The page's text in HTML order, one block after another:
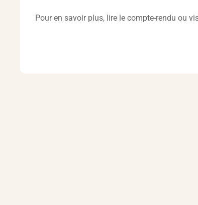
Pour en savoir plus, lire le compte-rendu ou